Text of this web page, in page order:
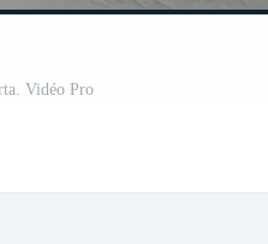
Vidéo Pro